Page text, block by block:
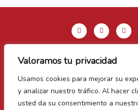
Valoramos tu privacidad
Usamos cookies para mejorar su
y analizar nuestro tráfico. Al hacer
usted da su consentimiento a
Legal Notice & Privacy
Cookie Policy
Contact us